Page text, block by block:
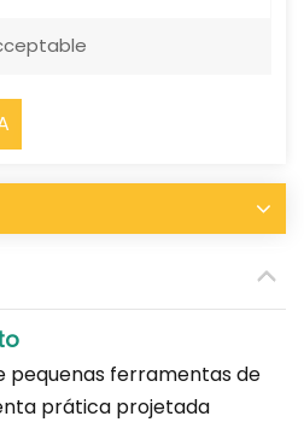
pequenas ferramentas de
prática projetada